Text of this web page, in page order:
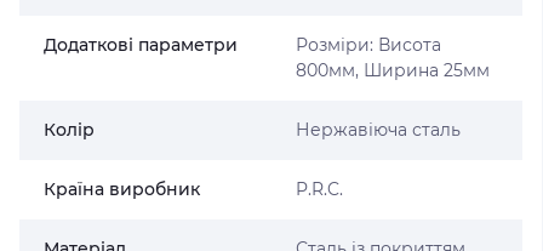
Додаткові параметри
Розміри: Висота
800мм, Ширина 25мм
Колір Нержавіюча сталь
Країна виробник P.R.C.